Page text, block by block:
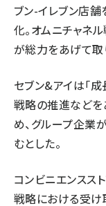
ブン-イレブン店
化。オムニチャネ
が総力をあげて取
セブン&アイは「
戦略の推進などを
め、グループ企業
むとした。
コンビニエンスス
戦略における受け